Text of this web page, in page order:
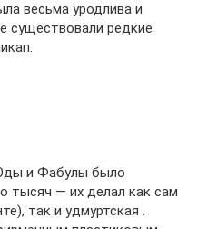
весьма уродлива и
существовали редкие
и Фабулы было
тысяч — их делал как сам
так и удмуртская .